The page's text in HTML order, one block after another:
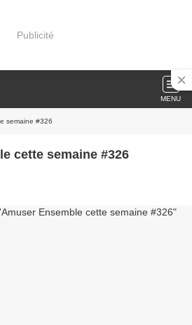
Publicité
MENU
semaine #326
cette semaine #326